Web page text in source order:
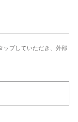
ップしていただき、外部